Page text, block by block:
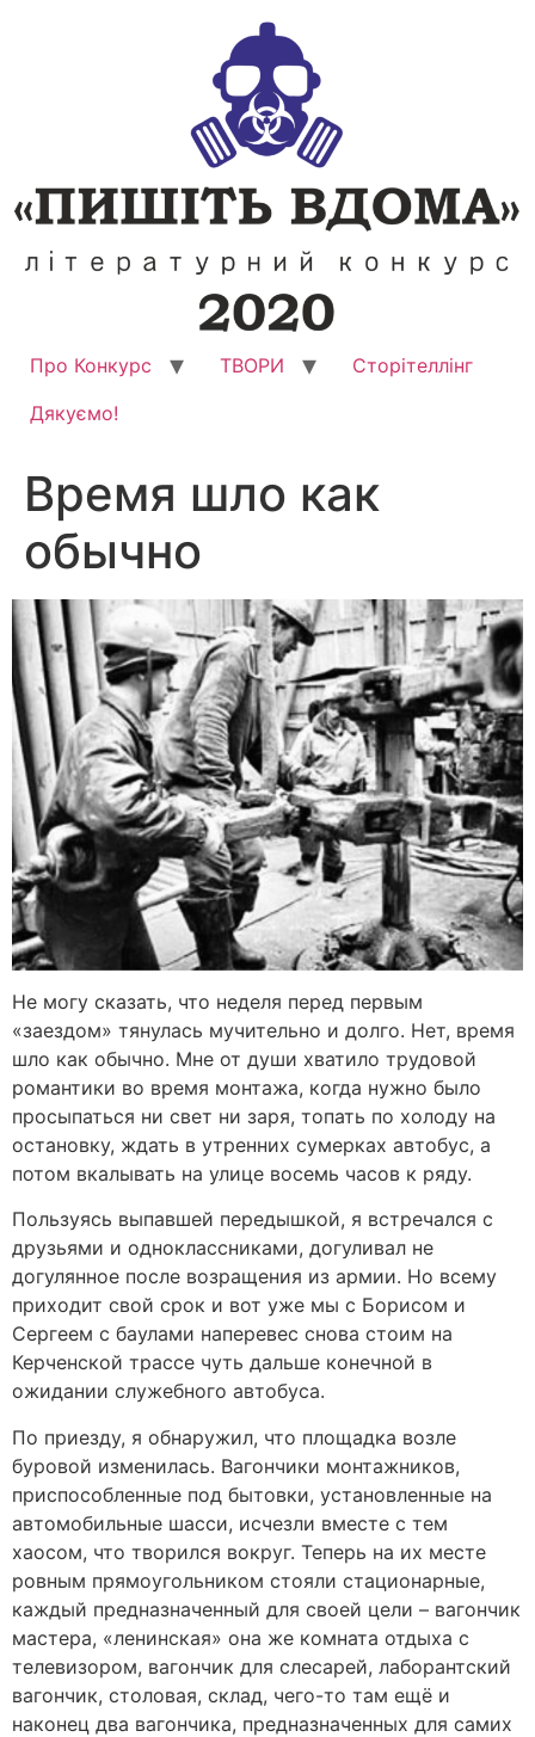
Про Конкурс ТВОРИ
Сторітеллінг
Дякуємо!
Время шло как
обычно
Не могу сказать, что неделя перед первым
«заездом» тянулась мучительно и долго. Нет, время
шло как обычно. Мне от души хватило трудовой
романтики во время монтажа, когда нужно было
просыпаться ни свет ни заря, топать по холоду на
остановку, ждать в утренних сумерках автобус, а
потом вкалывать на улице восемь часов к ряду.
Пользуясь выпавшей передышкой, я встречался с
друзьями и одноклассниками, догуливал не
догулянное после возращения из армии. Но всему
приходит свой срок и вот уже мы с Борисом и
Сергеем с баулами наперевес снова стоим на
Керченской трассе чуть дальше конечной в
ожидании служебного автобуса.
По приезду, я обнаружил, что площадка возле
буровой изменилась. Вагончики монтажников,
приспособленные под бытовки, установленные на
автомобильные шасси, исчезли вместе с тем
хаосом, что творился вокруг. Теперь на их месте
ровным прямоугольником стояли стационарные,
каждый предназначенный для своей цели – вагончик
мастера, «ленинская» она же комната отдыха с
телевизором, вагончик для слесарей, лаборантский
вагончик, столовая, склад, чего-то там ещё и
наконец два вагончика, предназначенных для самих